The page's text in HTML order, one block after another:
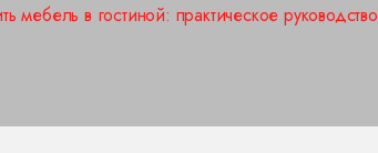
мебель в гостиной: практическое руководство